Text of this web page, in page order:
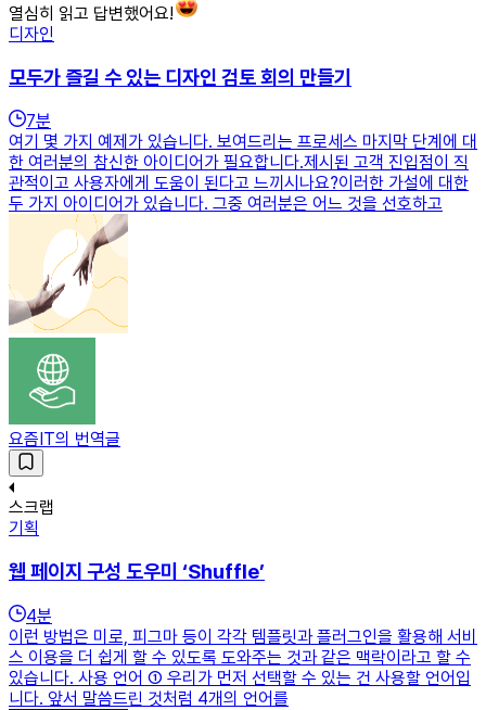
열심히 읽고 답변했어요!
디자인
모두가 즐길 수 있는 디자인 검토 회의 만들기
7분
여기 몇 가지 예제가 있습니다. 보여드리는 프로세스 마지막 단계에 대
한 여러분의 참신한 아이디어가 필요합니다.제시된 고객 진입점이 직
관적이고 사용자에게 도움이 된다고 느끼시나요?이러한 가설에 대한
두 가지 아이디어가 있습니다. 그중 여러분은 어느 것을 선호하고
요즘IT의 번역글
스크랩
기획
웹 페이지 구성 도우미 ‘Shuffle’
4분
이런 방법은 미로, 피그마 등이 각각 템플릿과 플러그인을 활용해 서비
스 이용을 더 쉽게 할 수 있도록 도와주는 것과 같은 맥락이라고 할 수
있습니다. 사용 언어 ① 우리가 먼저 선택할 수 있는 건 사용할 언어입
니다. 앞서 말씀드린 것처럼 4개의 언어를